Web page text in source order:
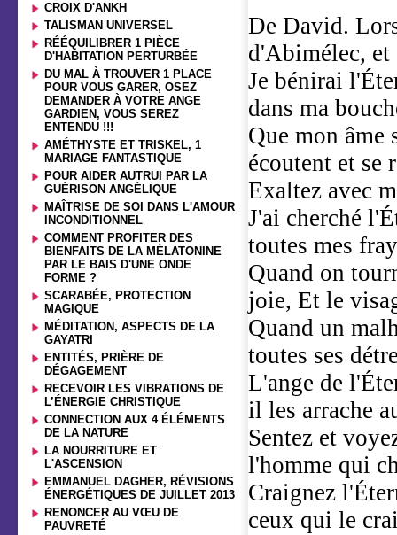
CROIX D'ANKH
TALISMAN UNIVERSEL
RÉÉQUILIBRER 1 PIÈCE
D'HABITATION PERTURBÉE
DU MAL À TROUVER 1 PLACE
POUR VOUS GARER, OSEZ
DEMANDER À VOTRE ANGE
GARDIEN, VOUS SEREZ
ENTENDU !!!
AMÉTHYSTE ET TRISKEL, 1
MARIAGE FANTASTIQUE
POUR AIDER AUTRUI PAR LA
GUÉRISON ANGÉLIQUE
MAÎTRISE DE SOI DANS L'AMOUR
INCONDITIONNEL
COMMENT PROFITER DES
BIENFAITS DE LA MÉLATONINE
PAR LE BAIS D'UNE ONDE
FORME ?
SCARABÉE, PROTECTION
MAGIQUE
MÉDITATION, ASPECTS DE LA
GAYATRI
ENTITÉS, PRIÈRE DE
DÉGAGEMENT
RECEVOIR LES VIBRATIONS DE
L’ÉNERGIE CHRISTIQUE
CONNECTION AUX 4 ÉLÉMENTS
DE LA NATURE
LA NOURRITURE ET
L'ASCENSION
EMMANUEL DAGHER, RÉVISIONS
ÉNERGÉTIQUES DE JUILLET 2013
RENONCER AU VŒU DE
PAUVRETÉ
De David.
d'Abimélec, et
Je bénirai
dans ma
Que mon
écoutent et se
Exaltez avec
J'ai cherché
toutes mes
Quand on
joie, Et le
Quand un
toutes ses
L'ange de
il les arrache
Sentez et
l'homme qui
Craignez
ceux qui le